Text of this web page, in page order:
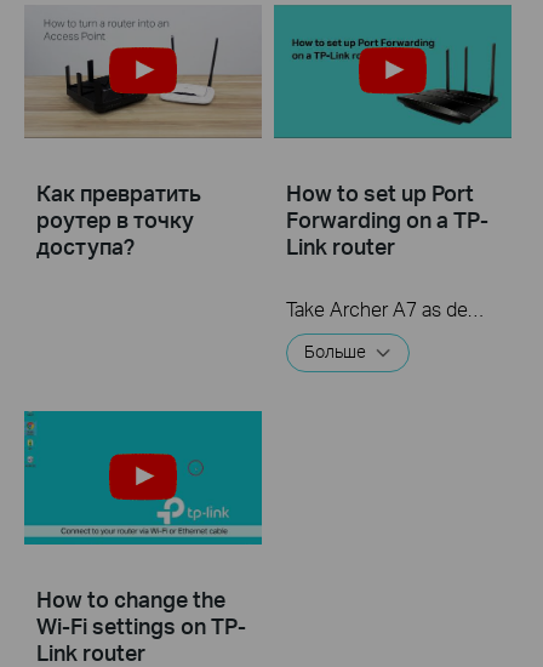
Как превратить
роутер в точку
доступа?
How to set up Port
Forwarding on a TP-
Link router
Больше
How to change the
Wi-Fi settings on TP-
Link router